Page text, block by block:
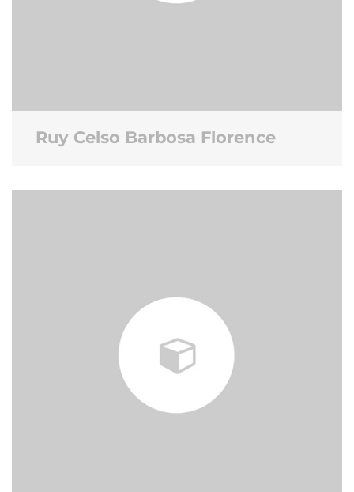
Ruy Celso Barbosa Florence